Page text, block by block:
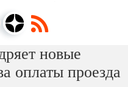
новые
оплаты проезда